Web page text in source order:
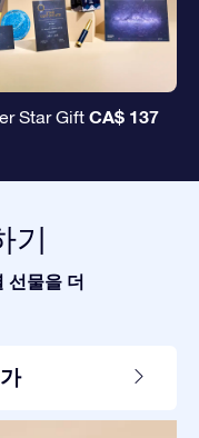
Star Gift CA$ 137
기
선물을 더